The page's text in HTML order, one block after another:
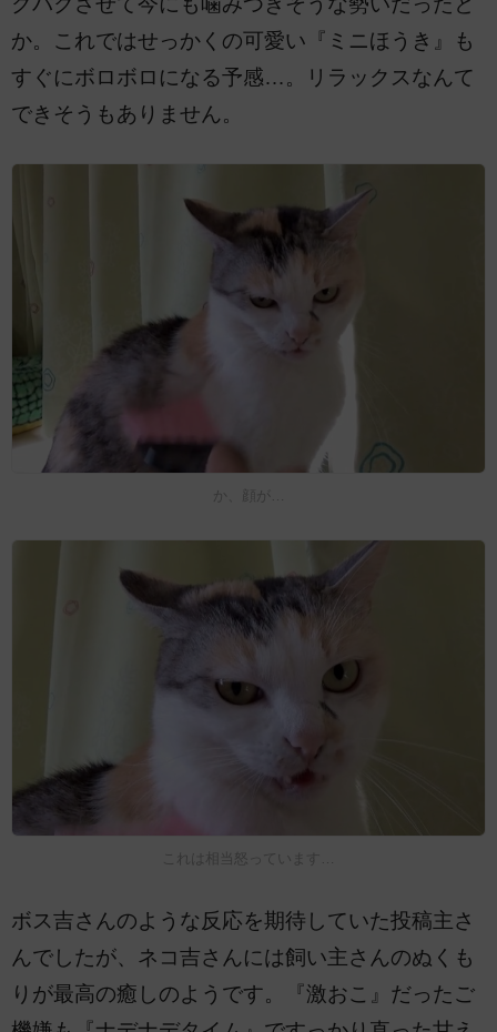
か。これではせっかくの可愛い『ミニほうき』も
すぐにボロボロになる予感…。リラックスなんて
できそうもありません。
か、顔が…
これは相当怒っています…
ボス吉さんのような反応を期待していた投稿主さ
んでしたが、ネコ吉さんには飼い主さんのぬくも
りが最高の癒しのようです。『激おこ』だったご